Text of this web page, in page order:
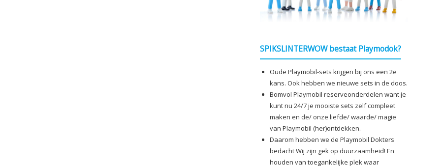
SPIKSLINTERWOW bestaat Playmodok?
Oude Playmobil-sets krijgen bij ons een 2e
kans. Ook hebben we nieuwe sets in de doos.
Bomvol Playmobil reserveonderdelen want je
kunt nu 24/7 je mooiste sets zelf compleet
maken en de/ onze liefde/ waarde/ magie
van Playmobil (her)ontdekken.
Daarom hebben we de Playmobil Dokters
bedacht Wij zijn gek op duurzaamheid! En
houden van toegankelijke plek waar